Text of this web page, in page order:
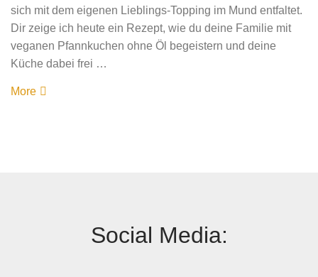
sich mit dem eigenen Lieblings-Topping im Mund entfaltet.
Dir zeige ich heute ein Rezept, wie du deine Familie mit
veganen Pfannkuchen ohne Öl begeistern und deine
Küche dabei frei …
More
Social Media: